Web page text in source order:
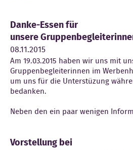
Danke-Essen für
unsere
08.11.2015
Am 19.03.2015 haben wir uns mit
Gruppenbegleiterinnen im
um uns für die Unterstüzung
bedanken.
Neben den ein paar wenigen
Vorstellung bei